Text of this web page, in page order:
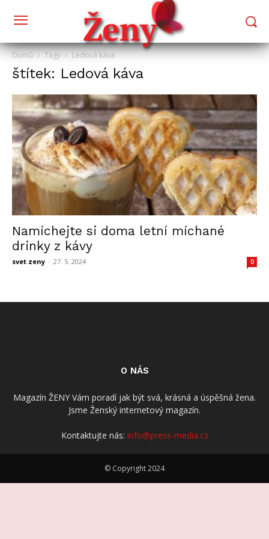
Domů Tagy Ledová káva
štítek: Ledová káva
Namíchejte si doma letní míchané
drinky z kávy
svet zeny - 27. 5. 2024 0
O NÁS
Magazín ŽENY Vám poradí jak být svá, krásná a úspěšná žena.
Jsme Ženský internetový magazín.
Kontaktujte nás: info@press-media.cz
© Copyright 2024